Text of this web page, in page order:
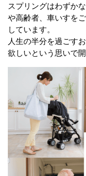
スプリングはわずか
や高齢者、車いすを
しています。
人生の半分を過ごす
欲しいという思いで